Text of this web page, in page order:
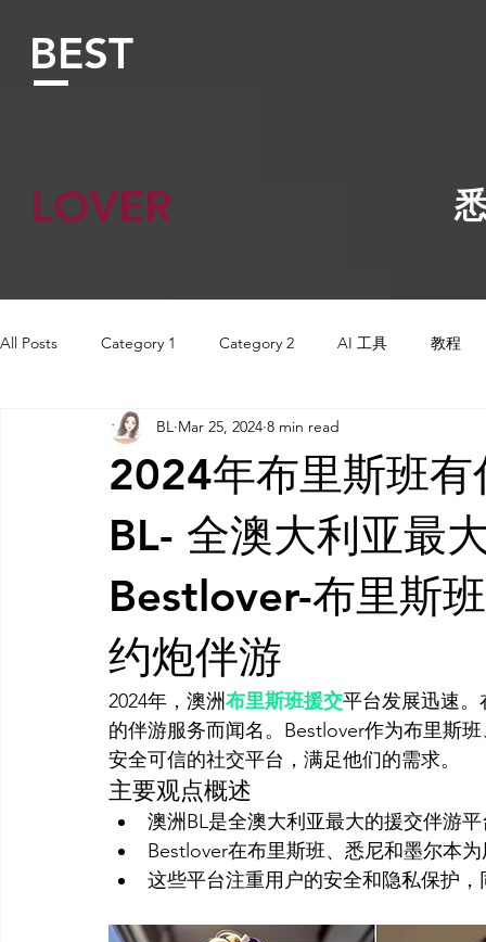
BEST
LOVER
All Posts Category 1 Category 2 AI 工具 教程
AI Tool Tutorials AI 工具
AI 艺术馆 教程 灵感库 AI 新闻
2024年布里斯班
BL- 全澳大利亚最
Bestlover-布里斯
约炮伴游
BL Mar 25, 2024 8 min read
2024年，澳洲布里斯班援交平台发展迅速
的伴游服务而闻名。Bestlover作为布里斯
安全可信的社交平台，满足他们的需求。
主要观点概述
澳洲BL是全澳大利亚最大的援交伴游
Bestlover在布里斯班、悉尼和墨尔本
这些平台注重用户的安全和隐私保护